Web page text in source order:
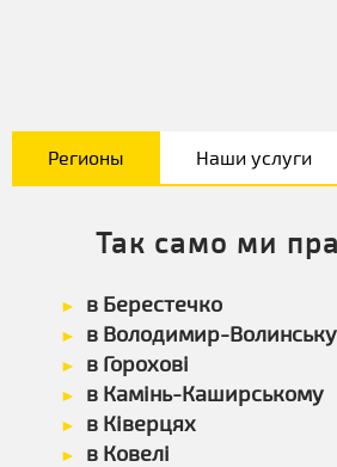
Регионы Наши услуги
Так само ми
в Берестечко
в Володимир-Волинську
в Горохові
в Камінь-Каширському
в Ківерцях
в Ковелі